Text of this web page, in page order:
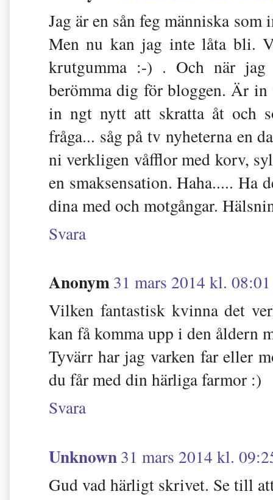
Jag är en sån feg människa
Men nu kan jag inte låta bli.
krutgumma :-) . Och när
berömma dig för bloggen. Är
in ngt nytt att skratta åt och
fråga... såg på tv nyheterna en
ni verkligen våfflor med korv,
en smaksensation. Haha.....
dina med och motgångar.
Svara
Anonym31 mars 2014 kl. 08:01
Vilken fantastisk kvinna det
kan få komma upp i den åldern
Tyvärr har jag varken far eller
du får med din härliga farmor :)
Svara
Unknown31 mars 2014 kl.
Gud vad härligt skrivet. Se till